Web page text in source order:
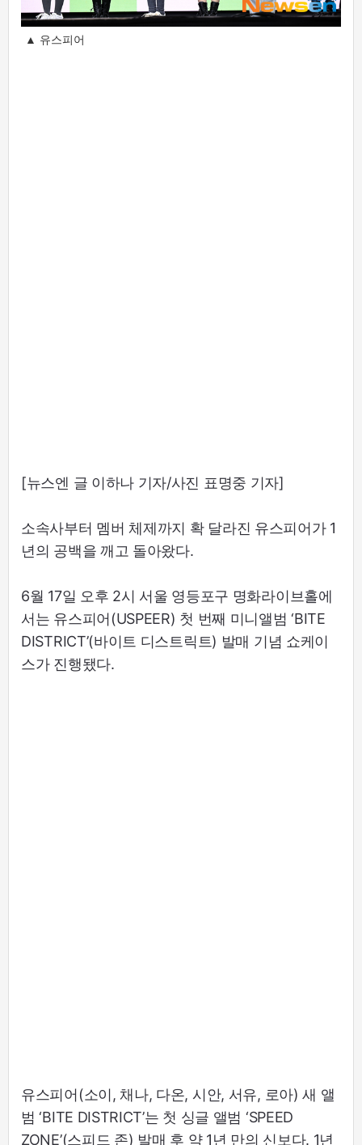
▲ 유스피어
[뉴스엔 글 이하나 기자/사진 표명중 기자]
소속사부터 멤버 체제까지 확 달라진 유스피어가 1
년의 공백을 깨고 돌아왔다.
6월 17일 오후 2시 서울 영등포구 명화라이브홀에
서는 유스피어(USPEER) 첫 번째 미니앨범 ‘BITE
DISTRICT’(바이트 디스트릭트) 발매 기념 쇼케이
스가 진행됐다.
유스피어(소이, 채나, 다온, 시안, 서유, 로아) 새 앨
범 ‘BITE DISTRICT’는 첫 싱글 앨범 ‘SPEED
ZONE’(스피드 존) 발매 후 약 1년 만의 신보다. 1년